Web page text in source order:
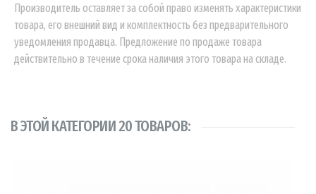
Производитель оставляет за собой право изменять характеристики
товара, его внешний вид и комплектность без предварительного
уведомления продавца. Предложение по продаже товара
действительно в течение срока наличия этого товара на складе.
В ЭТОЙ КАТЕГОРИИ 20 ТОВАРОВ: